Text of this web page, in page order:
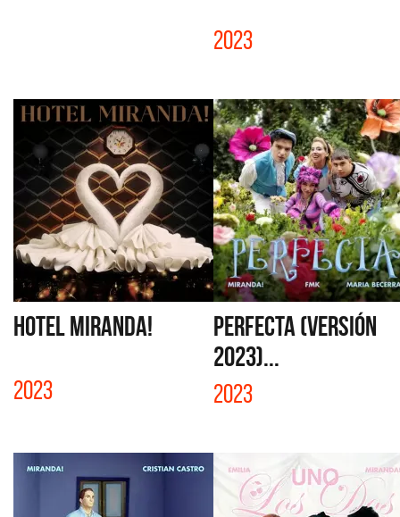
2023
HOTEL MIRANDA!
2023
PERFECTA (VERSIÓN
2023)...
2023